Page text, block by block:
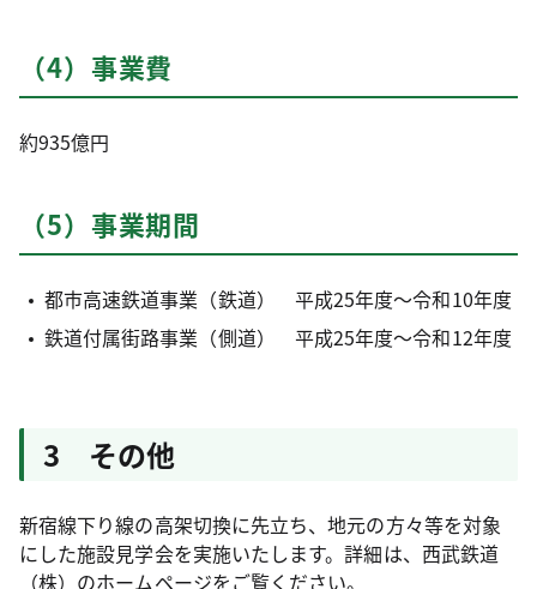
（4）事業費
約935億円
（5）事業期間
都市高速鉄道事業（鉄道） 平成25年度～令和10年度
鉄道付属街路事業（側道） 平成25年度～令和12年度
3 その他
新宿線下り線の高架切換に先立ち、地元の方々等を対象
にした施設見学会を実施いたします。詳細は、西武鉄道
（株）のホームページをご覧ください。